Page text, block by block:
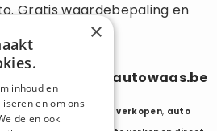
Gratis waardebepaling en
info@autowaas.be
auto export verkopen, auto
×
inhoud en
en om ons
delen ook